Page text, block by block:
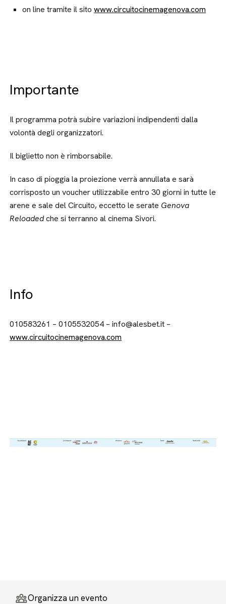
on line tramite il sitowww.circuitocinemagenova.com
Importante
Il programma potrà subire variazioni indipendenti dalla
volontà degli organizzatori.
Il biglietto non è rimborsabile.
In caso di pioggia la proiezione verrà annullata e sarà
corrisposto un voucher utilizzabile entro 30 giorni in tutte le
arene e sale del Circuito, eccetto le serate Genova
Reloadedche si terranno al cinema Sivori.
Info
010583261 – 0105532054 – info@alesbet.it –
www.circuitocinemagenova.com
Organizza un evento